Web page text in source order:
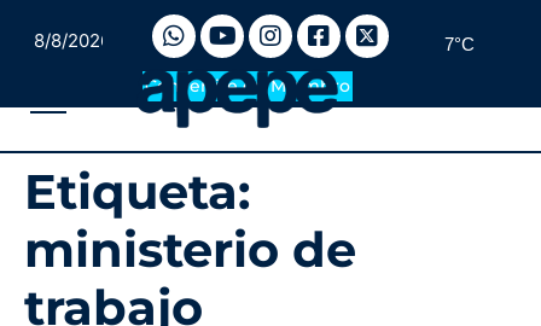
8/8/2026 7°C
Convertite en Miembro
Etiqueta:
ministerio de
trabajo